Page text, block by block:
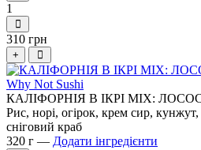
1
310 грн
+
КАЛІФОРНІЯ В ІКРІ MIX:
Рис, норі, огірок, крем сир, кунжут,
сніговий краб
320 г — Додати інгредієнти